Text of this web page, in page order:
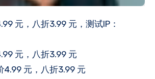
元，八折3.99 元
4.99 元，八折3.99 元